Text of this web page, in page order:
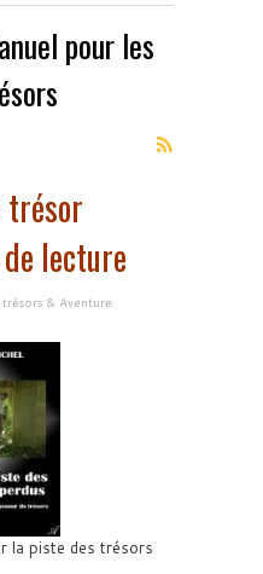
pour les
trésor
lecture
trésors & Aventure
la piste des trésors